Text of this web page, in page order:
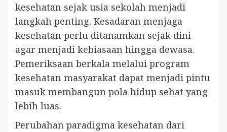
kesehatan sejak usia sekolah menjadi
langkah penting. Kesadaran menjaga
kesehatan perlu ditanamkan sejak dini
agar menjadi kebiasaan hingga dewasa.
Pemeriksaan berkala melalui program
kesehatan masyarakat dapat menjadi pintu
masuk membangun pola hidup sehat yang
lebih luas.
Perubahan paradigma kesehatan dari